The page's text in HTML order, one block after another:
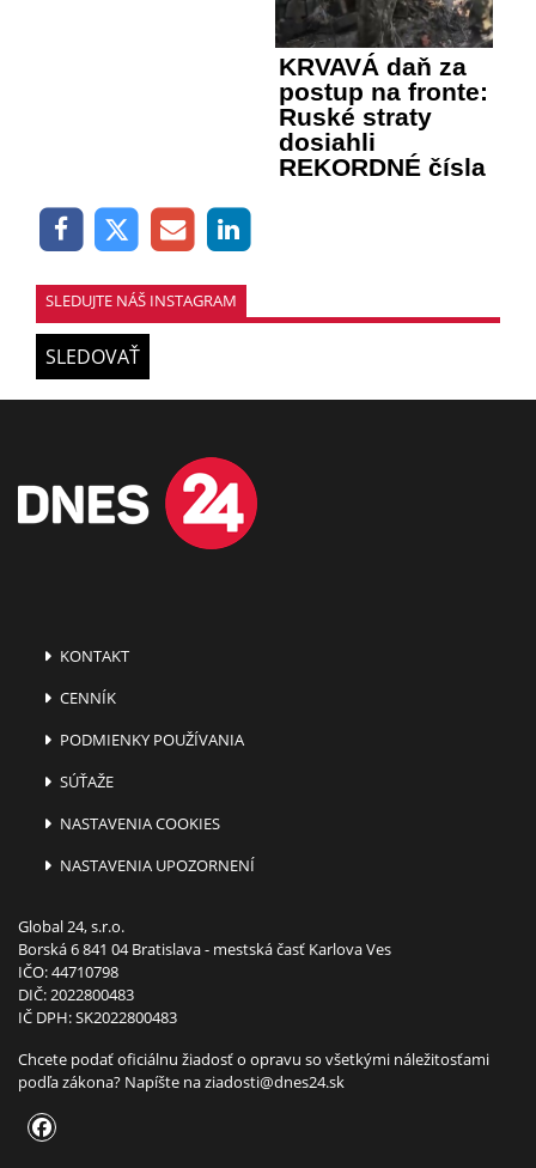
KRVAVÁ daň za
postup na fronte:
Ruské straty
dosiahli
REKORDNÉ čísla
SLEDUJTE NÁŠ INSTAGRAM
SLEDOVAŤ
KONTAKT
CENNÍK
PODMIENKY POUŽÍVANIA
SÚŤAŽE
NASTAVENIA COOKIES
NASTAVENIA UPOZORNENÍ
Global 24, s.r.o.
Borská 6 841 04 Bratislava - mestská časť Karlova Ves
IČO: 44710798
DIČ: 2022800483
IČ DPH: SK2022800483
Chcete podať oficiálnu žiadosť o opravu so všetkými náležitosťami
podľa zákona? Napíšte naziadosti@dnes24.sk